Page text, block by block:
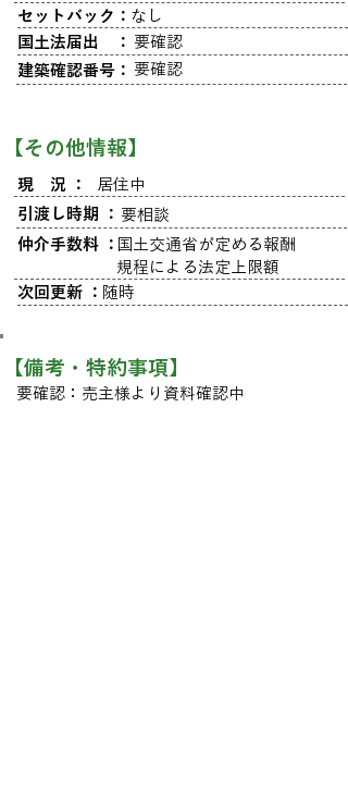
セットバック： なし
国土法届出 ： 要確認
建築確認番号： 要確認
​【その他情報】
現 況 ：
居住中
引渡し時期 ： 要相談
仲介手数料 ： 国土交通省が定める報酬
規程による法定上限額
次回更新 ： 随時
​【備考・特約事項】
要確認：売主様より資料確認中